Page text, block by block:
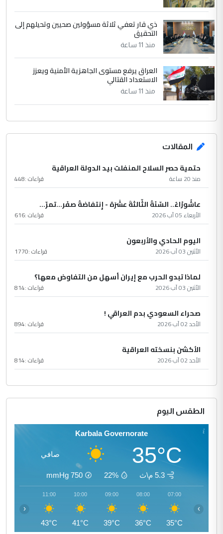
ذي قار تعفي ثلاثة مسؤولين صحيين وتحيلهم إلى
التحقيق
منذ 11 ساعة
العراق يرفع مستوى الجاهزية الأمنية ويعزز
الاستعداد القتالي
منذ 11 ساعة
المقالات
حتمية حصر السلاح المنفلت بيد الدولة العراقية
منذ 20 ساعة قراءات :448
عاشُورْاءُ.. السّنَةُ الثّالثةَ عشَرَة - إِنتفاضةُ صفَر…تمرّ...
الأربعاء 05 آب 2026 قراءات :616
اليوم الحادي والأربعون
الأثنين 03 آب 2026 قراءات :1770
لماذا تبدو الحرب مع إيران أسهل من التفاوض معها؟
الأثنين 03 آب 2026 قراءات :814
صحراء السعودي بدم العراقي !
الأحد 02 آب 2026 قراءات :894
الأكشن بنسخته العراقية
الأحد 02 آب 2026 قراءات :814
الطقس اليوم
Karbala Governorate
35°C صافي
5.3 م\ث 22%
750
mmHg
07:00
35°C
08:00
36°C
09:00
39°C
10:00
41°C
11:00
43°C
‹ ›